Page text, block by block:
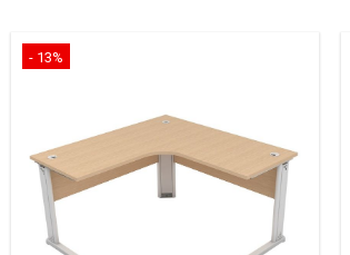
- 13%